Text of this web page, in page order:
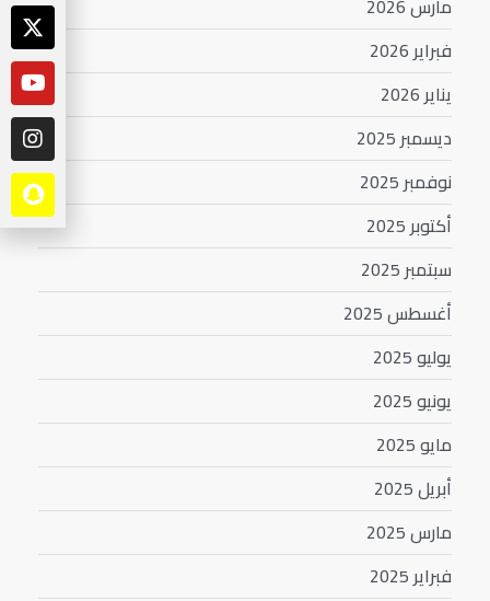
فبراير 2026
يناير 2026
ديسمبر 2025
نوفمبر 2025
أكتوبر 2025
سبتمبر 2025
أغسطس 2025
يوليو 2025
يونيو 2025
مايو 2025
أبريل 2025
مارس 2025
فبراير 2025